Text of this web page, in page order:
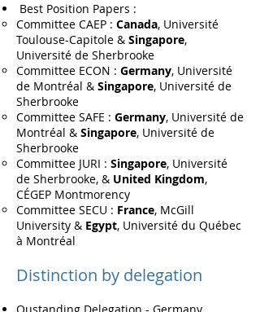
Best Position Papers :
Committee CAEP : Canada, Université
Toulouse-Capitole & Singapore,
Université de Sherbrooke
Committee ECON : Germany, Université
de Montréal & Singapore, Université de
Sherbrooke
Committee SAFE : Germany, Université de
Montréal & Singapore, Université de
Sherbrooke
Committee JURI : Singapore, Université
de Sherbrooke, & United Kingdom,
CÉGEP Montmorency
Committee SECU : France, McGill
University & Egypt, Université du Québec
à Montréal
Distinction by delegation